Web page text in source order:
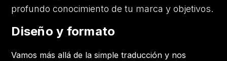
profundo conocimiento de tu marca y objetivos.
Diseño y formato
Vamos más allá de la simple traducción y nos